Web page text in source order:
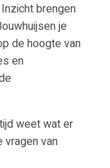
brengen
je
de hoogte van
en
weet wat er
van